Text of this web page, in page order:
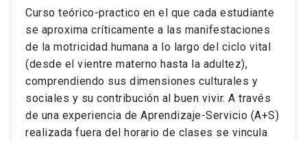
Curso teórico-practico en el que cada estudiante
se aproxima críticamente a las manifestaciones
de la motricidad humana a lo largo del ciclo vital
(desde el vientre materno hasta la adultez),
comprendiendo sus dimensiones culturales y
sociales y su contribución al buen vivir. A través
de una experiencia de Aprendizaje-Servicio (A+S)
realizada fuera del horario de clases se vincula